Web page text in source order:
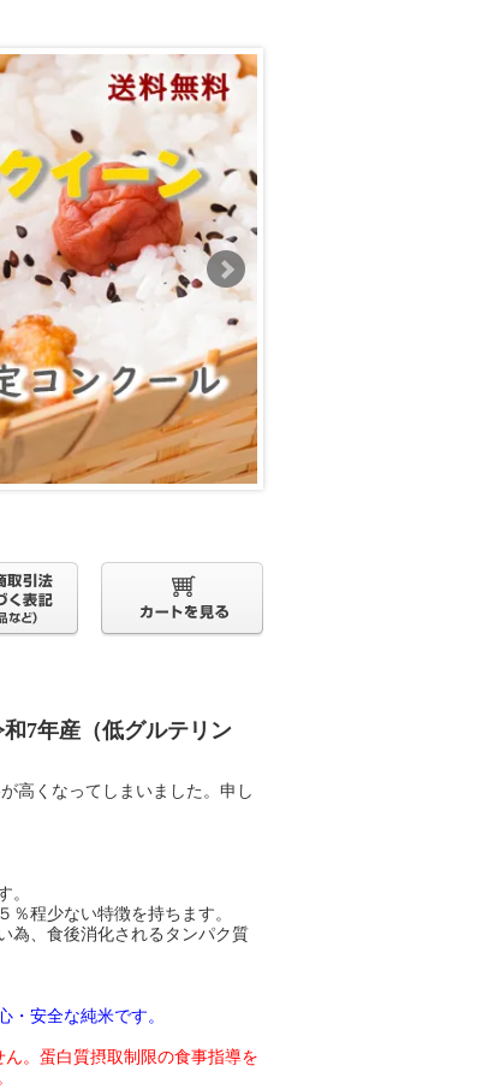
7年産（低グルテリン
高くなってしまいました。申し
。
程少ない特徴を持ちます。
為、食後消化されるタンパク質
・安全な純米です。
。蛋白質摂取制限の食事指導を